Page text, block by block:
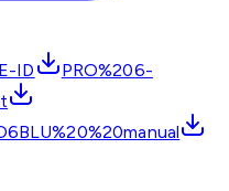
ID
PRO%206-